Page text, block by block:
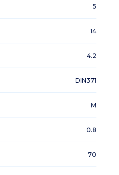
5
14
4.2
DIN371
M
0.8
70